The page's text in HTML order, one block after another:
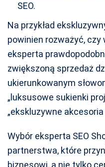
SEO.
Na przykład
powinien rozważyć,
eksperta
zwiększoną sprzedaż
ukierunkowanym
„luksusowe sukienki
„ekskluzywne akcesoria
Wybór eksperta SEO
partnerstwa, które